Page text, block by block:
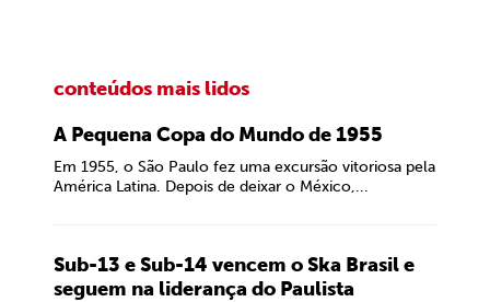
conteúdos mais lidos
A Pequena Copa do Mundo de 1955
Em 1955, o São Paulo fez uma excursão vitoriosa pela
América Latina. Depois de deixar o México,...
Sub-13 e Sub-14 vencem o Ska Brasil e
seguem na liderança do Paulista